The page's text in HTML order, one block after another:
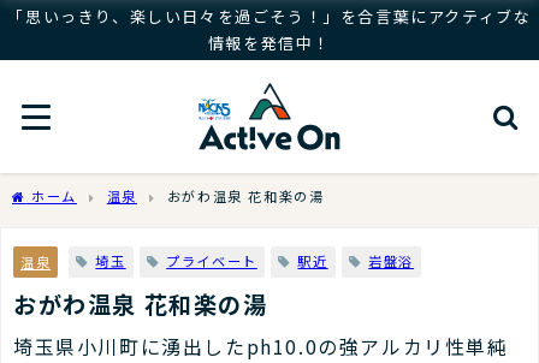
「思いっきり、楽しい日々を過ごそう！」を合言葉にアクティブな
情報を発信中！
ホーム 温泉 おがわ温泉 花和楽の湯
温泉 埼玉 プライベート 駅近 岩盤浴
おがわ温泉 花和楽の湯
埼玉県小川町に湧出したph10.0の強アルカリ性単純